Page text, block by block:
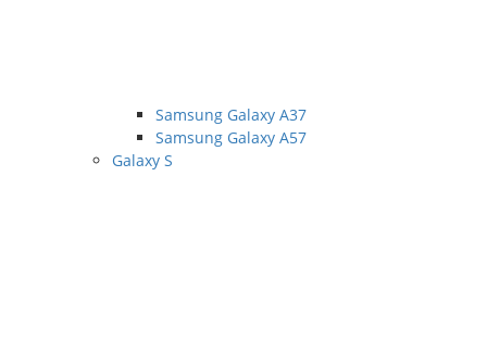
Samsung Galaxy A37
Samsung Galaxy A57
Galaxy S